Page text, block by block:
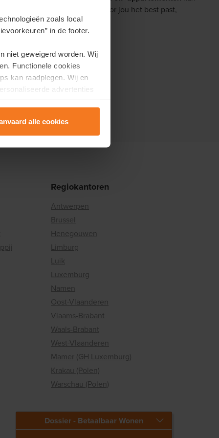
zoals local
in de footer.
niet geweigerd worden. Wij
Functionele cookies
kan raadplegen. Wij en
advertenties
alle cookies
Dossier - Betaalbaar Wonen
. Je kiest zelf wat voor jou het best past,
Regiokantoren
Antwerpen
Brussel
Henegouwen
Limburg
Luik
Luxemburg
Namen
Oost-Vlaanderen
Vlaams-Brabant
Waals-Brabant
West-Vlaanderen
Mamer (GH Luxemburg)
Krakau (Polen)
Warschau (Polen)